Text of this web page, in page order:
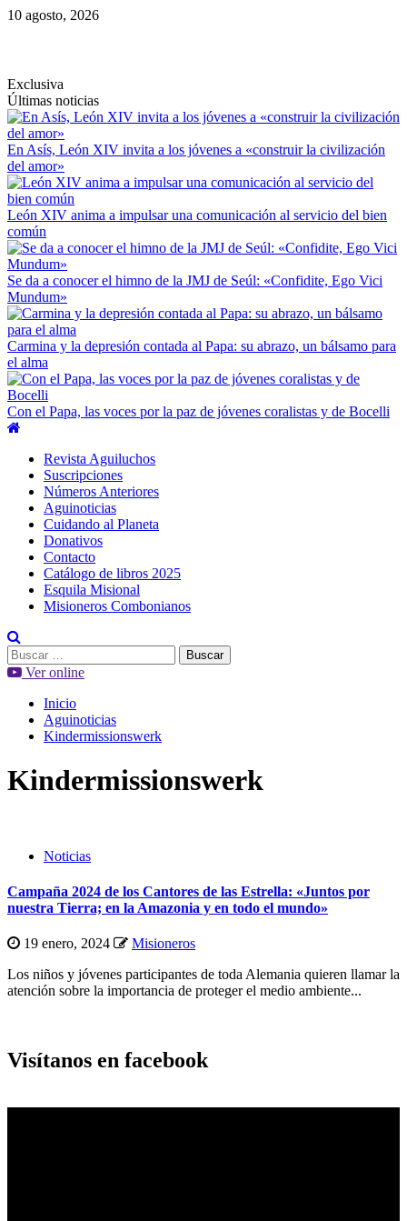
Saltar
10 agosto, 2026
Exclusiva
Últimas noticias
En Asís, León XIV invita a los jóvenes a «construir la civilización
del amor»
León XIV anima a impulsar una comunicación al servicio del bien
común
Se da a conocer el himno de la JMJ de Seúl: «Confidite, Ego Vici
Mundum»
Carmina y la depresión contada al Papa: su abrazo, un bálsamo para
el alma
Con el Papa, las voces por la paz de jóvenes coralistas y de Bocelli
Revista Aguiluchos
Suscripciones
Números Anteriores
Aguinoticias
Cuidando al Planeta
Donativos
Contacto
Catálogo de libros 2025
Esquila Misional
Misioneros Combonianos
Buscar:
Ver online
Inicio
Aguinoticias
Kindermissionswerk
Kindermissionswerk
Noticias
Campaña 2024 de los Cantores de las Estrella: «Juntos por
nuestra Tierra; en la Amazonia y en todo el mundo»
19 enero, 2024
Misioneros
Los niños y jóvenes participantes de toda Alemania quieren llamar la
atención sobre la importancia de proteger el medio ambiente...
Visítanos en facebook